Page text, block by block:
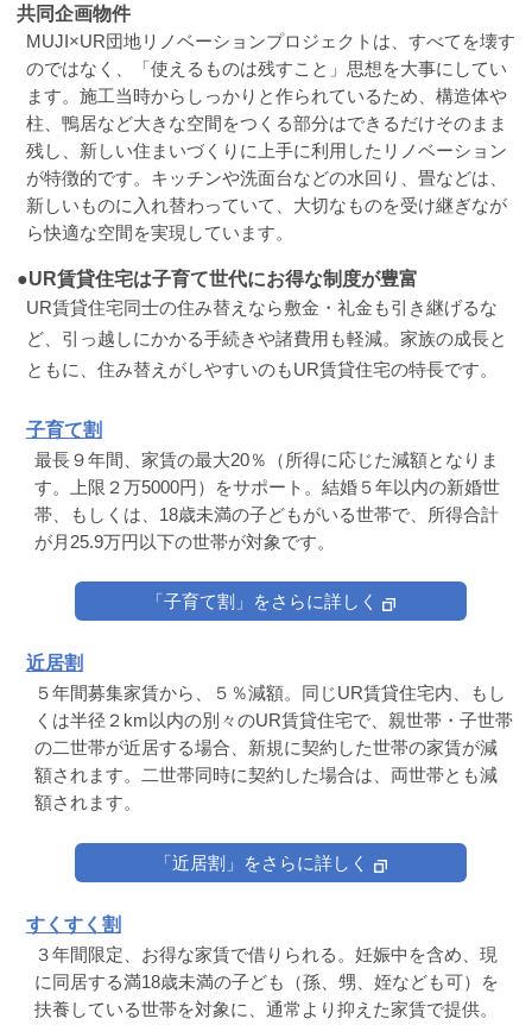
共同企画物件
MUJI×UR団地リノベーションプロジェクトは、すべてを壊す
のではなく、「使えるものは残すこと」思想を大事にしてい
ます。施工当時からしっかりと作られているため、構造体や
柱、鴨居など大きな空間をつくる部分はできるだけそのまま
残し、新しい住まいづくりに上手に利用したリノベーション
が特徴的です。キッチンや洗面台などの水回り、畳などは、
新しいものに入れ替わっていて、大切なものを受け継ぎなが
ら快適な空間を実現しています。
●UR賃貸住宅は子育て世代にお得な制度が豊富
UR賃貸住宅同士の住み替えなら敷金・礼金も引き継げるな
ど、引っ越しにかかる手続きや諸費用も軽減。家族の成長と
ともに、住み替えがしやすいのもUR賃貸住宅の特長です。
子育て割
最長９年間、家賃の最大20％（所得に応じた減額となりま
す。上限２万5000円）をサポート。結婚５年以内の新婚世
帯、もしくは、18歳未満の子どもがいる世帯で、所得合計
が月25.9万円以下の世帯が対象です。
「子育て割」をさらに詳しく
近居割
５年間募集家賃から、５％減額。同じUR賃貸住宅内、もし
くは半径２km以内の別々のUR賃貸住宅で、親世帯・子世帯
の二世帯が近居する場合、新規に契約した世帯の家賃が減
額されます。二世帯同時に契約した場合は、両世帯とも減
額されます。
「近居割」をさらに詳しく
すくすく割
３年間限定、お得な家賃で借りられる。妊娠中を含め、現
に同居する満18歳未満の子ども（孫、甥、姪なども可）を
扶養している世帯を対象に、通常より抑えた家賃で提供。